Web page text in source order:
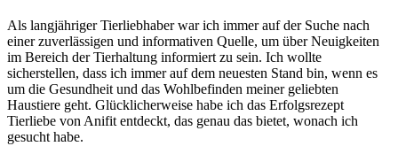
Als langjähriger Tierliebhaber ‌war ich immer auf der⁢ Suche nach
einer zuverlässigen und informativen Quelle,‌ um über Neuigkeiten
im Bereich der Tierhaltung informiert zu sein. Ich​ wollte
sicherstellen, dass ich immer auf dem ‍neuesten Stand bin, wenn es
um die Gesundheit und das Wohlbefinden meiner geliebten
Haustiere geht. Glücklicherweise habe ich das Erfolgsrezept
Tierliebe von ​Anifit entdeckt, ⁢das genau das bietet, wonach ich‌
gesucht habe.